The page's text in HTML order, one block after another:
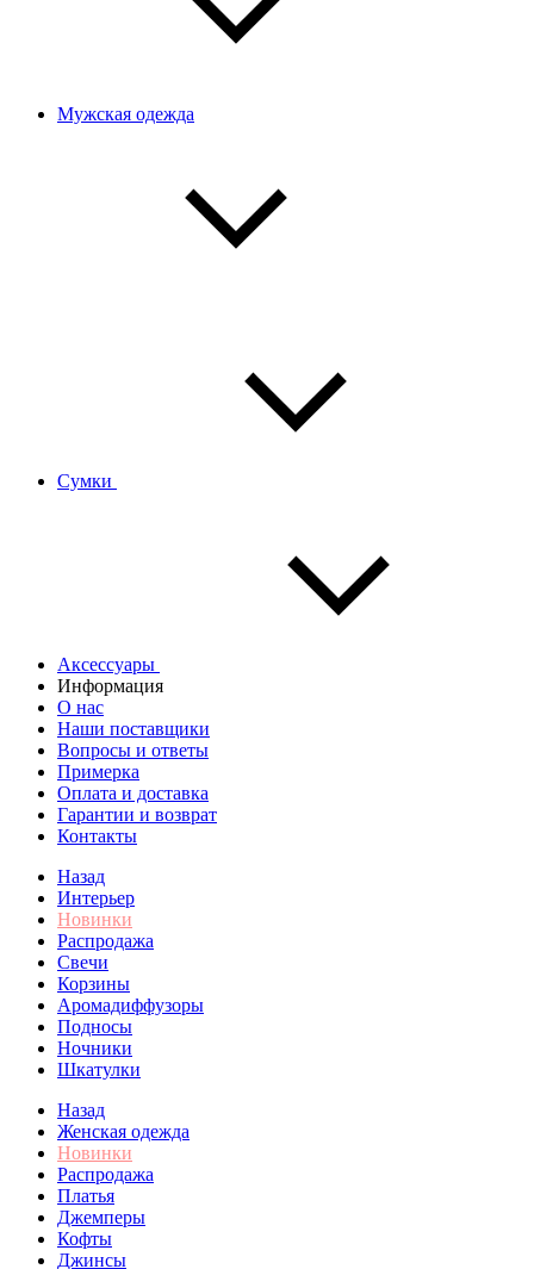
Мужская одежда
Сумки
Аксессуары
Информация
О нас
Наши поставщики
Вопросы и ответы
Примерка
Оплата и доставка
Гарантии и возврат
Контакты
Назад
Интерьер
Новинки
Распродажа
Свечи
Корзины
Аромадиффузоры
Подносы
Ночники
Шкатулки
Назад
Женская одежда
Новинки
Распродажа
Платья
Джемперы
Кофты
Джинсы